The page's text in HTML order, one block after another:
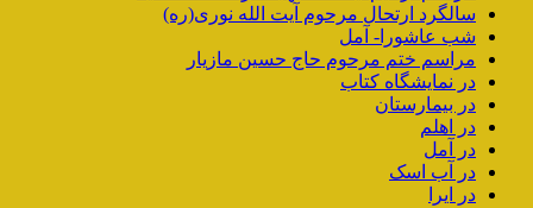
سالگرد ارتحال مرحوم آیت الله نوری(ره)
شب عاشورا- آمل
مراسم ختم مرحوم حاج حسین مازیار
در نمایشگاه کتاب
در بیمارستان
در اهلم
در آمل
در آب اسک
در ایرا